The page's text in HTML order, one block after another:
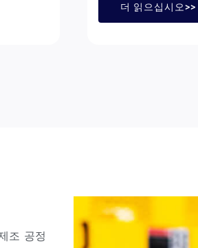
더 읽으십시오>>
조 공정